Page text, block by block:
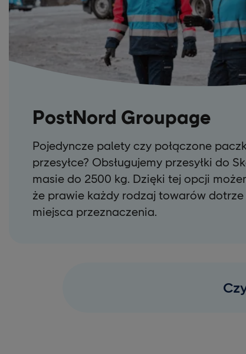
PostNord Groupage
Pojedyncze palety czy połączone
przesyłce? Obsługujemy przesyłki do
masie do 2500 kg. Dzięki tej opcji
że prawie każdy rodzaj towarów dotrze
miejsca przeznaczenia.